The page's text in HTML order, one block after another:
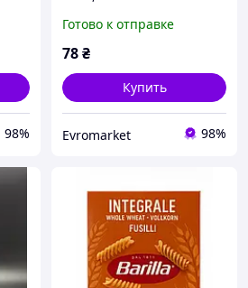
98%
Готово к отправке
78₴
Купить
Evromarket 98%